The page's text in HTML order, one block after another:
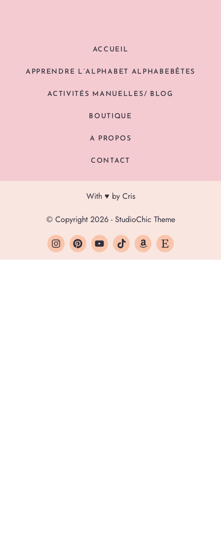
ACCUEIL
APPRENDRE L’ALPHABET ALPHABEBÊTES
ACTIVITÉS MANUELLES/ BLOG
BOUTIQUE
A PROPOS
CONTACT
With ♥ by Cris
© Copyright 2026 - StudioChic Theme